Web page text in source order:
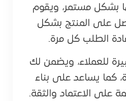
بشكل مستمر، ويقوم
على المنتج بشكل
الطلب كل مرة.
للعملاء، ويضمن لك
كما يساعد على بناء
على الاعتماد والثقة.